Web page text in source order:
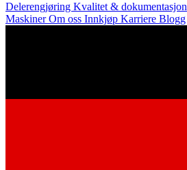
Delerengjøring Kvalitet & dokumentasjon
MaskinerOm oss Innkjøp Karriere Blogg